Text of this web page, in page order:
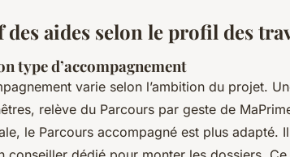
aides selon le profil des
type d’accompagnement
varie selon l’ambition du projet.
relève du Parcours par geste de
le Parcours accompagné est plus adapté.